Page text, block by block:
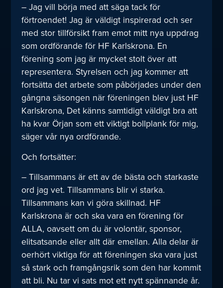
– Jag vill börja med att säga tack för
förtroendet! Jag är väldigt inspirerad och ser
med stor tillförsikt fram emot mitt nya uppdrag
som ordförande för HF Karlskrona. En
förening som jag är mycket stolt över att
representera. Styrelsen och jag kommer att
fortsätta det arbete som påbörjades under den
gångna säsongen när föreningen blev just HF
Karlskrona, Det känns samtidigt väldigt bra att
ha kvar Örjan som ett viktigt bollplank för mig,
säger vår nya ordförande.
Och fortsätter:
– Tillsammans är ett av de bästa och starkaste
ord jag vet. Tillsammans blir vi starka.
Tillsammans kan vi göra skillnad. HF
Karlskrona är och ska vara en förening för
ALLA, oavsett om du är volontär, sponsor,
elitsatsande eller allt där emellan. Alla delar är
oerhört viktiga för att föreningen ska vara just
så stark och framgångsrik som den har kommit
att bli. Nu tar vi sats mot ett nytt spännande år.